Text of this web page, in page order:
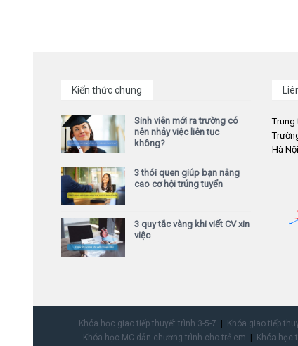
Kiến thức chung
Sinh viên mới ra trường có
nên nhảy việc liên tục
không?
3 thói quen giúp bạn nâng
cao cơ hội trúng tuyển
3 quy tắc vàng khi viết CV xin
việc
Trung
Hà
Khóa học giao tiếp thuyết trình 3-5-7 Khóa giao tiếp
Khóa học MC dẫn chương trình cho trẻ em
Khóa học